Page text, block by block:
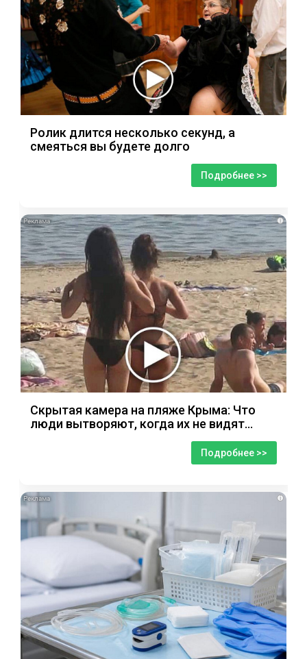
Ролик длится несколько секунд, а
смеяться вы будете долго
Подробнее >>
i
Скрытая камера на пляже Крыма: Что
люди вытворяют, когда их не видят...
Подробнее >>
i